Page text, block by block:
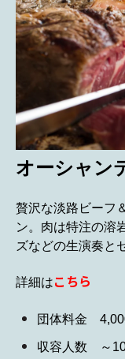
オーシャン
贅沢な淡路ビーフ
ン。肉は特注の溶
ズなどの生演奏と
詳細はこちら
団体料金
収容人数 ～